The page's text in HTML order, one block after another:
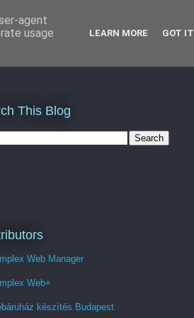
This Blog
Web Manager
Web+
készítés Budapest
agent
usage
LEARN MORE GOT IT